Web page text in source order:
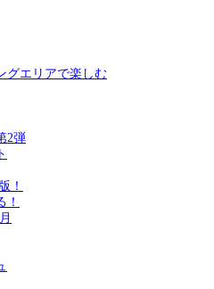
グエリアで楽しむ
2弾
！
！